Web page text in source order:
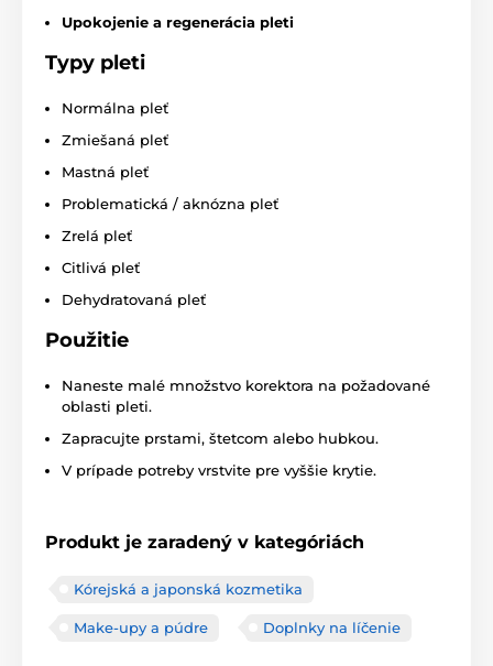
Upokojenie a regenerácia pleti
Typy pleti
Normálna pleť
Zmiešaná pleť
Mastná pleť
Problematická / aknózna pleť
Zrelá pleť
Citlivá pleť
Dehydratovaná pleť
Použitie
Naneste malé množstvo korektora na požadované
oblasti pleti.
Zapracujte prstami, štetcom alebo hubkou.
V prípade potreby vrstvite pre vyššie krytie.
Produkt je zaradený v kategóriách
Kórejská a japonská kozmetika
Make-upy a púdre Doplnky na líčenie